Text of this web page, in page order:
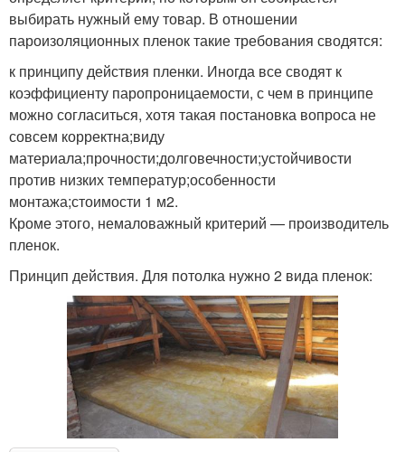
выбирать нужный ему товар. В отношении
пароизоляционных пленок такие требования сводятся:
к принципу действия пленки. Иногда все сводят к
коэффициенту паропроницаемости, с чем в принципе
можно согласиться, хотя такая постановка вопроса не
совсем корректна;виду
материала;прочности;долговечности;устойчивости
против низких температур;особенности
монтажа;стоимости 1 м2.
Кроме этого, немаловажный критерий — производитель
пленок.
Принцип действия. Для потолка нужно 2 вида пленок: